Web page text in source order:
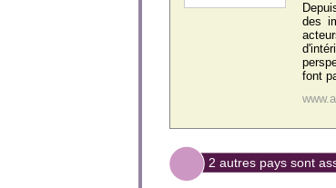
des
font
2 autres pays sont